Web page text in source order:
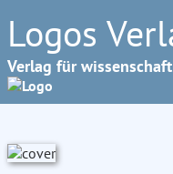
Logos
Verlag für